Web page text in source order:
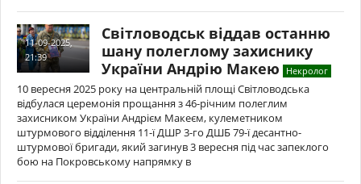
11-09-2025,
21:39
Світловодськ віддав останню
шану полеглому захиснику
України Андрію Макею
Некролог
10 вересня 2025 року на центральній площі Світловодська
відбулася церемонія прощання з 46-річним полеглим
захисником України Андрієм Макеєм, кулеметником
штурмового відділення 11-ї ДШР 3-го ДШБ 79-ї десантно-
штурмової бригади, який загинув 3 вересня під час запеклого
бою на Покровському напрямку в